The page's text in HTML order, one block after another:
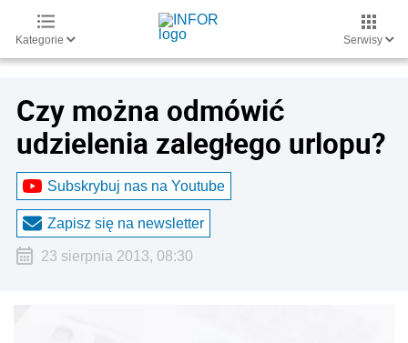
Kategorie Serwisy
Czy można odmówić
udzielenia zaległego urlopu?
Subskrybuj nas na Youtube
Zapisz się na newsletter
23 sierpnia 2013, 08:30